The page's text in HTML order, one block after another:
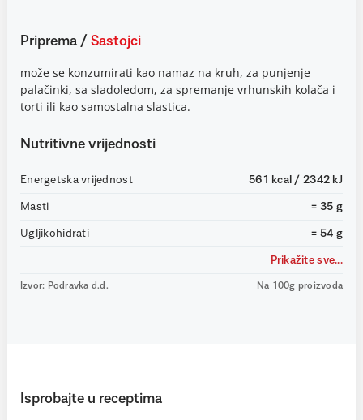
Priprema / Sastojci
može se konzumirati kao namaz na kruh, za punjenje
palačinki, sa sladoledom, za spremanje vrhunskih kolača i
torti ili kao samostalna slastica.
Nutritivne vrijednosti
Energetska vrijednost 561 kcal / 2342 kJ
Masti = 35 g
Ugljikohidrati = 54 g
Prikažite sve...
Izvor: Podravka d.d. Na 100g proizvoda
Isprobajte u receptima